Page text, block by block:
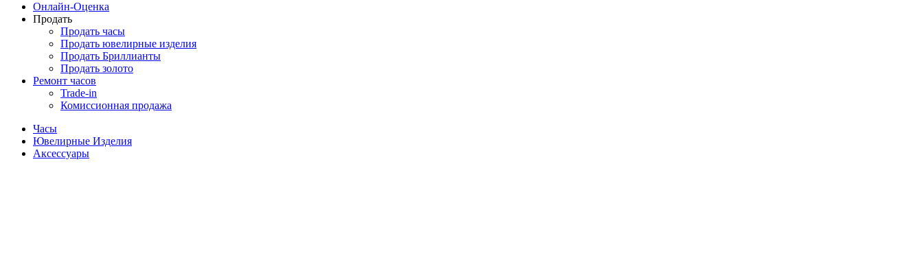
Онлайн-Оценка
Продать
Продать часы
Продать ювелирные изделия
Продать Бриллианты
Продать золото
Ремонт часов
Trade-in
Комиссионная продажа
Часы
Ювелирные Изделия
Аксессуары